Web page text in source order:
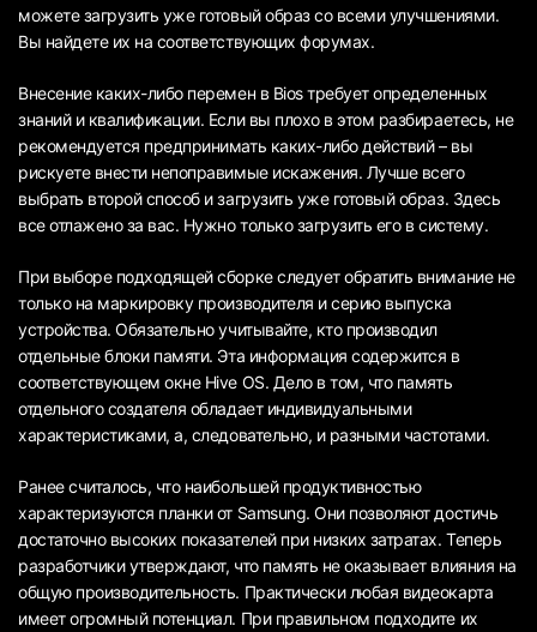
можете загрузить уже готовый образ со всеми улучшениями.
Вы найдете их на соответствующих форумах.
Внесение каких-либо перемен в Bios требует определенных
знаний и квалификации. Если вы плохо в этом разбираетесь, не
рекомендуется предпринимать каких-либо действий – вы
рискуете внести непоправимые искажения. Лучше всего
выбрать второй способ и загрузить уже готовый образ. Здесь
все отлажено за вас. Нужно только загрузить его в систему.
При выборе подходящей сборке следует обратить внимание не
только на маркировку производителя и серию выпуска
устройства. Обязательно учитывайте, кто производил
отдельные блоки памяти. Эта информация содержится в
соответствующем окне Hive OS. Дело в том, что память
отдельного создателя обладает индивидуальными
характеристиками, а, следовательно, и разными частотами.
Ранее считалось, что наибольшей продуктивностью
характеризуются планки от Samsung. Они позволяют достичь
достаточно высоких показателей при низких затратах. Теперь
разработчики утверждают, что память не оказывает влияния на
общую производительность. Практически любая видеокарта
имеет огромный потенциал. При правильном подходите их